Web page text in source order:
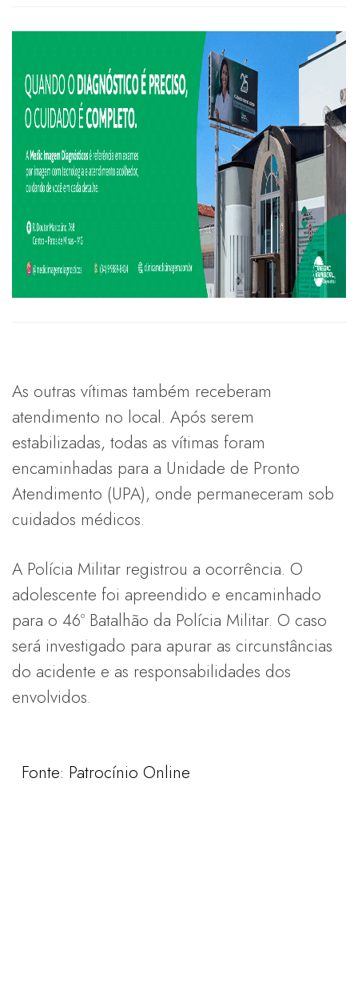
As outras vítimas também receberam
atendimento no local. Após serem
estabilizadas, todas as vítimas foram
encaminhadas para a Unidade de Pronto
Atendimento (UPA), onde permaneceram sob
cuidados médicos.
A Polícia Militar registrou a ocorrência. O
adolescente foi apreendido e encaminhado
para o 46º Batalhão da Polícia Militar. O caso
será investigado para apurar as circunstâncias
do acidente e as responsabilidades dos
envolvidos.